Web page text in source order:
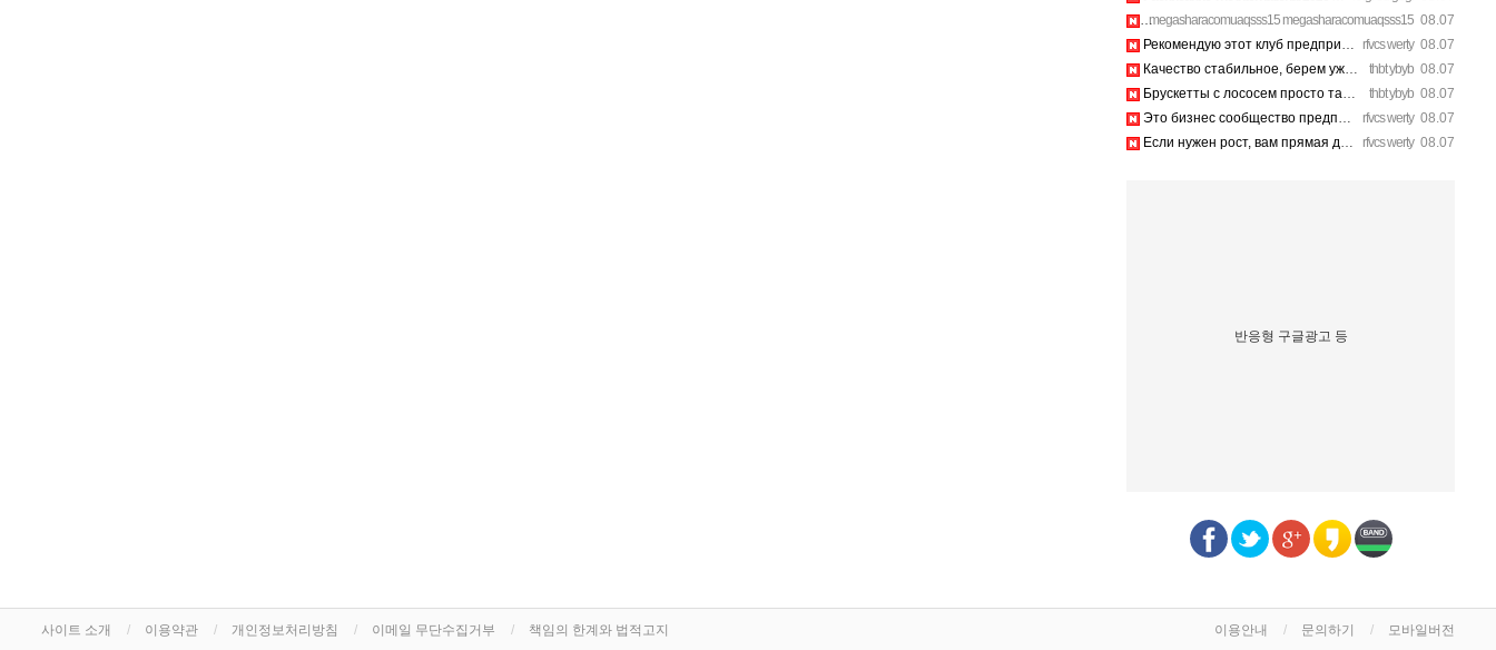
megasharacomuaqsss15 megasharacomuaqsss15 08.07
Does your website have a contact page? I'm having a tough ti…
rfvcs werty 08.07
Рекомендую этот клуб предпринимателей Санкт-Петербург всем в…
thbt ybyb 08.07
Качество стабильное, берем уже третий раз на планерки. https…
thbt ybyb 08.07
Брускетты с лососем просто тают во рту, рекомендую. https://…
rfvcs werty 08.07
Это бизнес сообщество предпринимателей в Санкт-Петербурге эк…
rfvcs werty 08.07
Если нужен рост, вам прямая дорога в этот клуб предпринимате…
반응형 구글광고 등
사이트 소개 이용약관 개인정보처리방침 이메일 무단수집거부 책임의 한계와 법적고지 이용안내 문의하기 모바일버전